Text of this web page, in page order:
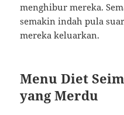
menghibur mereka.
semakin indah pula
mereka keluarkan.
Menu Diet
yang Merdu